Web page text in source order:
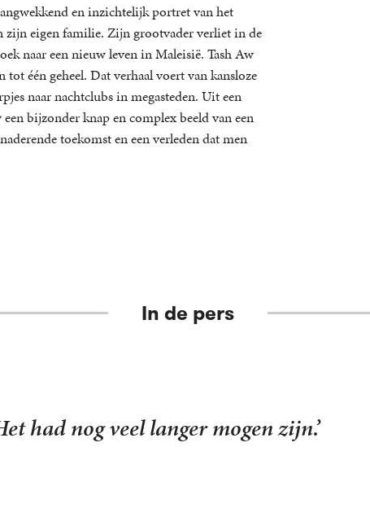
en inzichtelijk portret van het
zijn eigen familie. Zijn grootvader verliet in de
naar een nieuw leven in Maleisië. Tash Aw
één geheel. Dat verhaal voert van kansloze
naar nachtclubs in megasteden. Uit een
bijzonder knap en complex beeld van een
toekomst en een verleden dat men
In de pers
je grijpt door het vuur, de